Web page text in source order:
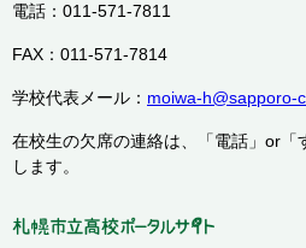
電話：011-571-7811
FAX：011-571-7814
学校代表メール： moiwa-h@sapporo-
在校生の欠席の連絡は、「電話」or「
します。